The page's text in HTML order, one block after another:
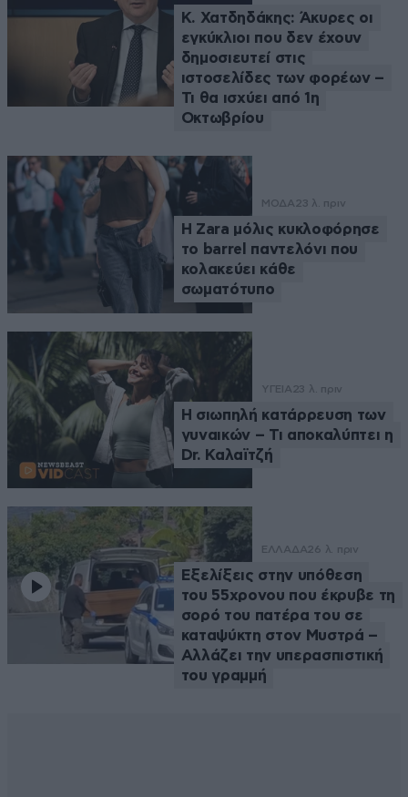
Κ. Χατδηδάκης: Άκυρες οι
εγκύκλιοι που δεν έχουν
δημοσιευτεί στις
ιστοσελίδες των φορέων –
Τι θα ισχύει από 1η
Οκτωβρίου
ΜΟΔΑ23 λ. πριν
Η Zara μόλις κυκλοφόρησε
το barrel παντελόνι που
κολακεύει κάθε
σωματότυπο
ΥΓΕΙΑ 23 λ. πριν
Η σιωπηλή κατάρρευση των
γυναικών – Τι αποκαλύπτει η
Dr. Καλαϊτζή
ΕΛΛΑΔΑ26 λ. πριν
Εξελίξεις στην υπόθεση
του 55χρονου που έκρυβε τη
σορό του πατέρα του σε
καταψύκτη στον Μυστρά –
Αλλάζει την υπερασπιστική
του γραμμή